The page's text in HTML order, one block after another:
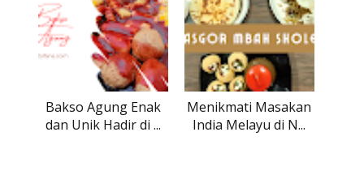
Bakso Agung Enak
dan Unik Hadir di ...
Menikmati Masakan
India Melayu di N...